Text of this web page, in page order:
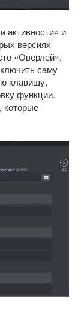
активности» и
версиях
«Оверлей».
саму
клавишу,
функции.
которые